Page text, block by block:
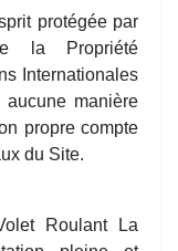
protégée par
la Propriété
Internationales
manière
propre compte
du Site.
Roulant La